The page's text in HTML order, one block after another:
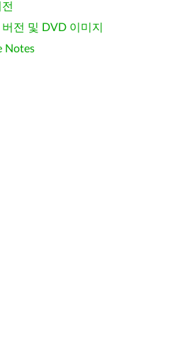
전 및 DVD 이미지
Notes